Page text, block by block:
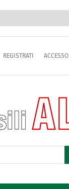
REGISTRATI ACCESSO